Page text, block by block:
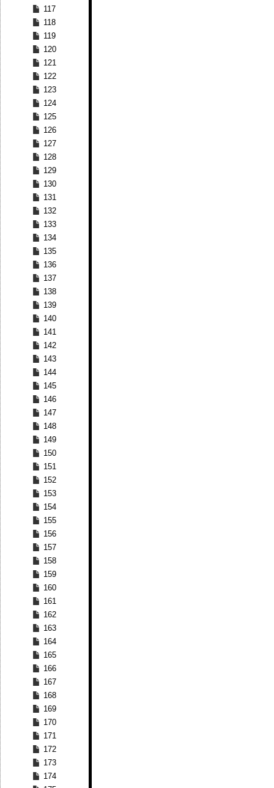
117
118
119
120
121
122
123
124
125
126
127
128
129
130
131
132
133
134
135
136
137
138
139
140
141
142
143
144
145
146
147
148
149
150
151
152
153
154
155
156
157
158
159
160
161
162
163
164
165
166
167
168
169
170
171
172
173
174